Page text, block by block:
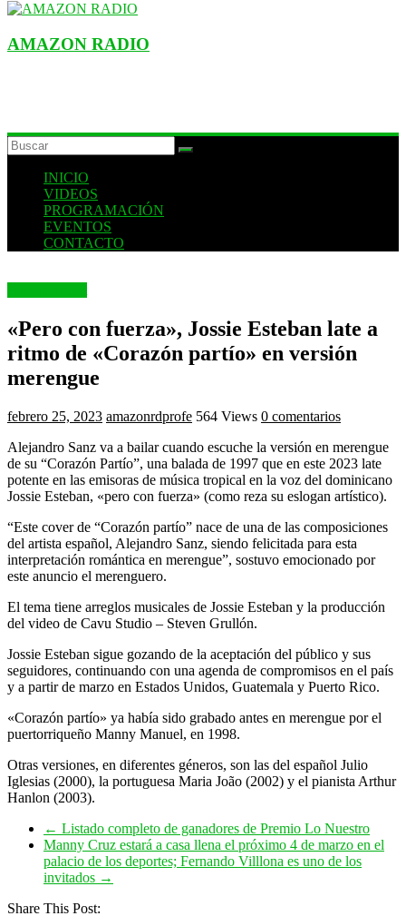
AMAZON RADIO
INICIO
VIDEOS
PROGRAMACIÓN
EVENTOS
CONTACTO
«Pero con fuerza», Jossie Esteban late a
ritmo de «Corazón partío» en versión
merengue
febrero 25, 2023 amazonrdprofe 564 Views 0 comentarios
Alejandro Sanz va a bailar cuando escuche la versión en merengue
de su “Corazón Partío”, una balada de 1997 que en este 2023 late
potente en las emisoras de música tropical en la voz del dominicano
Jossie Esteban, «pero con fuerza» (como reza su eslogan artístico).
“Este cover de “Corazón partío” nace de una de las composiciones
del artista español, Alejandro Sanz, siendo felicitada para esta
interpretación romántica en merengue”, sostuvo emocionado por
este anuncio el merenguero.
El tema tiene arreglos musicales de Jossie Esteban y la producción
del video de Cavu Studio – Steven Grullón.
Jossie Esteban sigue gozando de la aceptación del público y sus
seguidores, continuando con una agenda de compromisos en el país
y a partir de marzo en Estados Unidos, Guatemala y Puerto Rico.
«Corazón partío» ya había sido grabado antes en merengue por el
puertorriqueño Manny Manuel, en 1998.
Otras versiones, en diferentes géneros, son las del español Julio
Iglesias (2000), la portuguesa Maria João (2002) y el pianista Arthur
Hanlon (2003).
← Listado completo de ganadores de Premio Lo Nuestro
Manny Cruz estará a casa llena el próximo 4 de marzo en el
palacio de los deportes; Fernando Villlona es uno de los
invitados →
Share This Post: